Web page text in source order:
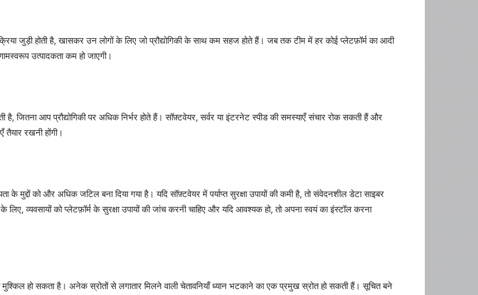
जुड़ी होती है, खासकर उन लोगों के लिए जो प्रौद्योगिकी के साथ कम सहज होते हैं। जब तक टीम में हर कोई प्लेटफ़ॉर्म का आदी
उत्पादकता कम हो जाएगी।
जितना आप प्रौद्योगिकी पर अधिक निर्भर होते हैं। सॉफ़्टवेयर, सर्वर या इंटरनेट स्पीड की समस्याएँ संचार रोक सकती हैं और
रखनी होंगी।
के मुद्दों को और अधिक जटिल बना दिया गया है। यदि सॉफ़्टवेयर में पर्याप्त सुरक्षा उपायों की कमी है, तो संवेदनशील डेटा साइबर
व्यवसायों को प्लेटफ़ॉर्म के सुरक्षा उपायों की जांच करनी चाहिए और यदि आवश्यक हो, तो अपना स्वयं का इंस्टॉल करना
हो सकता है। अनेक स्रोतों से लगातार मिलने वाली चेतावनियाँ ध्यान भटकाने का एक प्रमुख स्रोत हो सकती हैं। सूचित बने